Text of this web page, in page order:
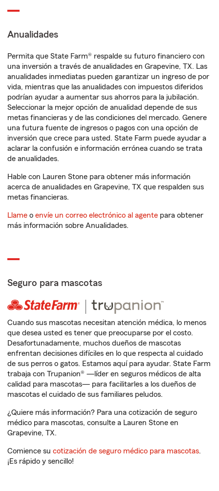
Anualidades
Permita que State Farm® respalde su futuro financiero con
una inversión a través de anualidades en Grapevine, TX. Las
anualidades inmediatas pueden garantizar un ingreso de por
vida, mientras que las anualidades con impuestos diferidos
podrían ayudar a aumentar sus ahorros para la jubilación.
Seleccionar la mejor opción de anualidad depende de sus
metas financieras y de las condiciones del mercado. Genere
una futura fuente de ingresos o pagos con una opción de
inversión que crece para usted. State Farm puede ayudar a
aclarar la confusión e información errónea cuando se trata
de anualidades.
Hable con Lauren Stone para obtener más información
acerca de anualidades en Grapevine, TX que respalden sus
metas financieras.
Llame o envíe un correo electrónico al agente para obtener
más información sobre Anualidades.
Seguro para mascotas
Cuando sus mascotas necesitan atención médica, lo menos
que desea usted es tener que preocuparse por el costo.
Desafortunadamente, muchos dueños de mascotas
enfrentan decisiones difíciles en lo que respecta al cuidado
de sus perros o gatos. Estamos aquí para ayudar. State Farm
trabaja con Trupanion® —líder en seguros médicos de alta
calidad para mascotas— para facilitarles a los dueños de
mascotas el cuidado de sus familiares peludos.
¿Quiere más información? Para una cotización de seguro
médico para mascotas, consulte a Lauren Stone en
Grapevine, TX.
Comience su cotización de seguro médico para mascotas.
¡Es rápido y sencillo!